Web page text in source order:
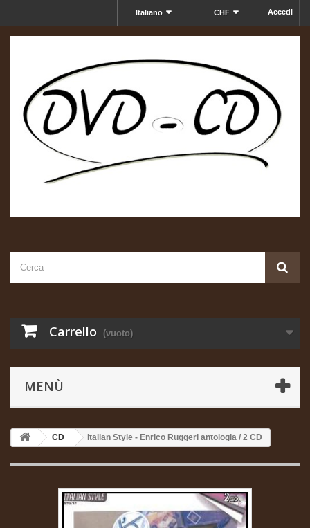
Accedi
CHF
Italiano
Carrello (vuoto)
MENÙ
CD Italian Style - Enrico Ruggeri antologia / 2 CD